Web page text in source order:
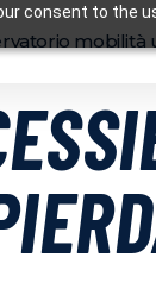
consent to the
mobilità